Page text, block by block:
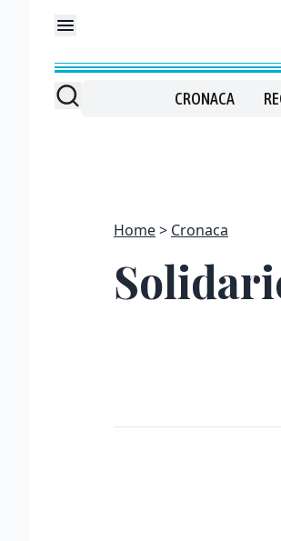
CRONACA
Home Cronaca